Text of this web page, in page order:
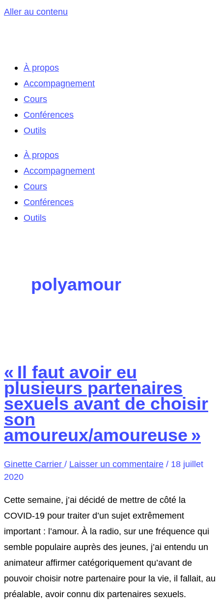
Aller au contenu
À propos
Accompagnement
Cours
Conférences
Outils
À propos
Accompagnement
Cours
Conférences
Outils
polyamour
« Il faut avoir eu
plusieurs partenaires
sexuels avant de choisir
son
amoureux/amoureuse »
Ginette Carrier / Laisser un commentaire / 18 juillet
2020
Cette semaine, j’ai décidé de mettre de côté la
COVID-19 pour traiter d’un sujet extrêmement
important : l’amour. À la radio, sur une fréquence qui
semble populaire auprès des jeunes, j’ai entendu un
animateur affirmer catégoriquement qu’avant de
pouvoir choisir notre partenaire pour la vie, il fallait, au
préalable, avoir connu dix partenaires sexuels.